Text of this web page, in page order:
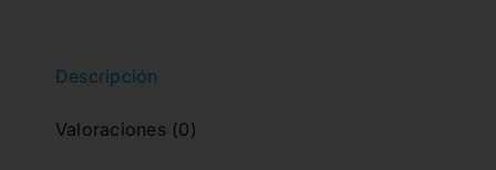
TOOTHPASTE
cantidad
Descripción
Valoraciones (0)